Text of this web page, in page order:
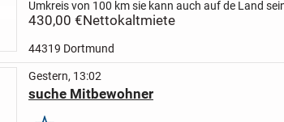
Umkreis von 100 km sie kann auch auf de Land
430,00 €Nettokaltmiete
44319 Dortmund
Gestern, 13:02
suche Mitbewohner